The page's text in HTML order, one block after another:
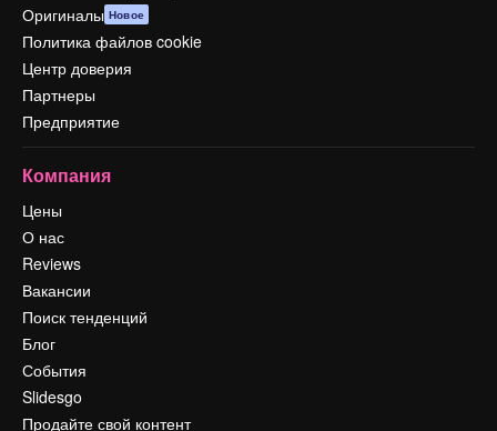
Оригиналы Новое
Политика файлов cookie
Центр доверия
Партнеры
Предприятие
Компания
Цены
О нас
Reviews
Вакансии
Поиск тенденций
Блог
События
Slidesgo
Продайте свой контент